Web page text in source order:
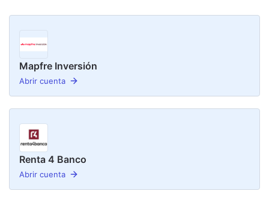
Mapfre Inversión
Abrir cuenta
Renta 4 Banco
Abrir cuenta